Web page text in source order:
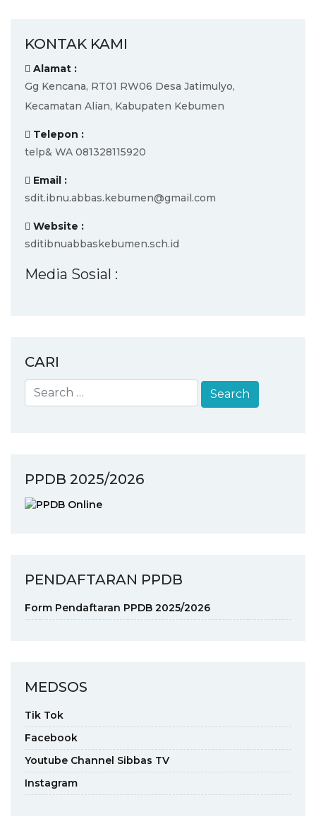
KONTAK KAMI
Alamat :
Gg Kencana, RT01 RW06 Desa Jatimulyo,
Kecamatan Alian, Kabupaten Kebumen
Telepon :
telp& WA 081328115920
Email :
sdit.ibnu.abbas.kebumen@gmail.com
Website :
sditibnuabbaskebumen.sch.id
Media Sosial :
CARI
PPDB 2025/2026
PENDAFTARAN PPDB
Form Pendaftaran PPDB 2025/2026
MEDSOS
Tik Tok
Facebook
Youtube Channel Sibbas TV
Instagram